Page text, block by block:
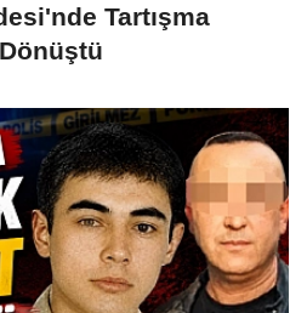
Tartışma